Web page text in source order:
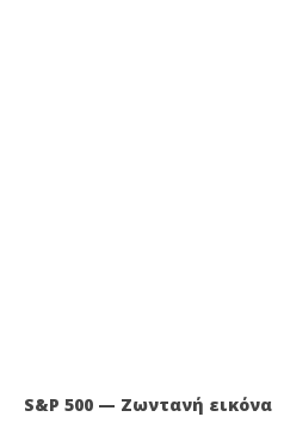
S&P 500 — Ζωντανή εικόνα